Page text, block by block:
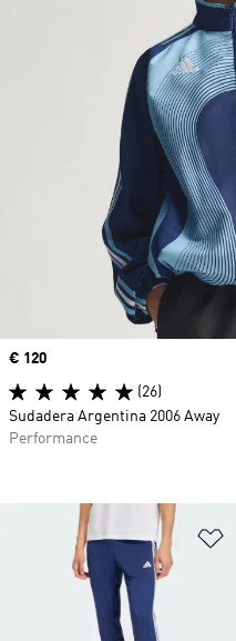
Precio
€ 120
(26)
Sudadera Argentina 2006 Away
Performance